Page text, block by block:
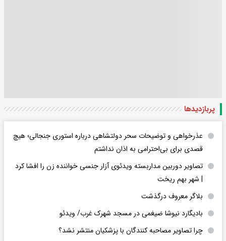
پربازدید‌ها
عذرخواهی و توضیحات سحر دولتشاهی درباره استوری جنجالی؛ هیچ
قصدی برای بی‌احترامی به اذان نداشتم
تصاویر دوربین مداربسته ویدئوی آزار جنسی خواننده زن را افشا کرد
| شهر بهم ریخت
بلاگر معروف درگذشت
بادیگارد نیوشا ضیغمی در مسجد شهرک غرب/ ویدئو
چرا تصاویر مصاحبه کنندگان با پزشکیان منتشر نشد؟